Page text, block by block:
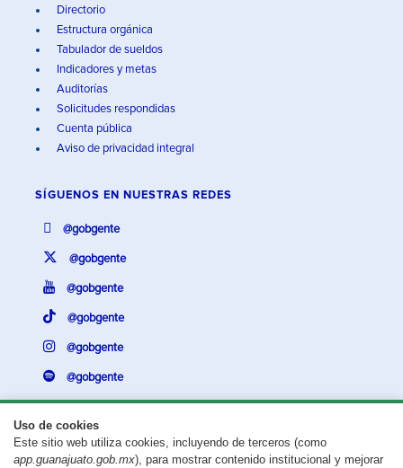
Uso de cookies
Este sitio web utiliza cookies, incluyendo de terceros (como
app.guanajuato.gob.mx), para mostrar contenido institucional y mejorar
Directorio
Estructura orgánica
Tabulador de sueldos
Indicadores y metas
Auditorías
Solicitudes respondidas
Cuenta pública
Aviso de privacidad integral
SÍGUENOS EN NUESTRAS REDES
@gobgente
@gobgente
@gobgente
@gobgente
@gobgente
@gobgente
¿Existe algún problema con esta página?Repórtalo aquí.